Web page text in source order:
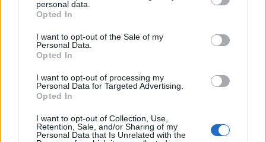
grant or deny consent to Google and its third-party tags to
use your data for below specified purposes in below Google
consent section.
personal data.
Opted In
I want to opt-out of the Sale of my
Personal Data.
Opted In
I want to opt-out of processing my
Personal Data for Targeted Advertising.
Opted In
I want to opt-out of Collection, Use,
Retention, Sale, and/or Sharing of my
Personal Data that Is Unrelated with the
koncert Újpalotai Közösségi Ház A Republic-ból ismert
Szabó András vezette formáció 1975-ben megnyerte a
Székesfehérvári Fiatal Dalosok Találkozóját. A trió valódi
folk-rock muzsikával várja a látogatókat, olyan tagokat
vonultatva föl, mint a remek basszusgitáros Molnár Gábor és
az Edda művekből is ismert Donászy Tibor. Belépő: 500 Ft
koszorúzása Pestújhelyi Plébánia A néhai kultuszminiszter
születésének 130. évfordulóján állíttatott emléktáblát a